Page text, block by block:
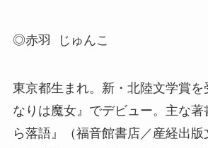
◎赤羽 じゅんこ
東京都生まれ。新・北陸文学賞を
なりは魔女』でデビュー。主な著
ら落語』（福音館書店／産経出